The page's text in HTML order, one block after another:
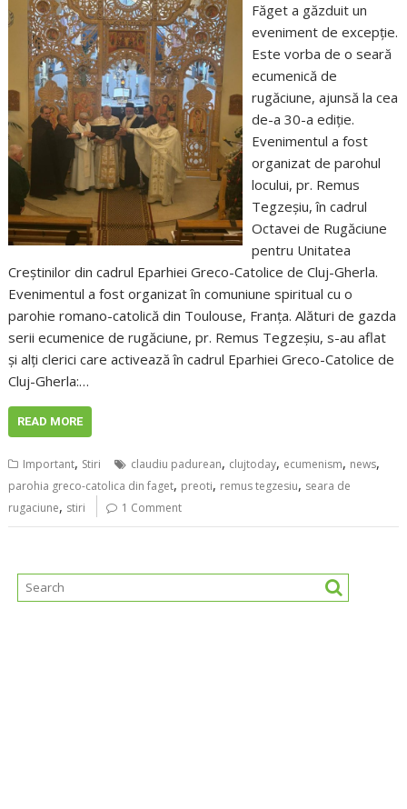
Făget a găzduit un
eveniment de excepție.
Este vorba de o seară
ecumenică de
rugăciune, ajunsă la cea
de-a 30-a ediție.
Evenimentul a fost
organizat de parohul
locului, pr. Remus
Tegzeșiu, în cadrul
Octavei de Rugăciune
pentru Unitatea
Creștinilor din cadrul Eparhiei Greco-Catolice de Cluj-Gherla.
Evenimentul a fost organizat în comuniune spiritual cu o
parohie romano-catolică din Toulouse, Franța. Alături de gazda
serii ecumenice de rugăciune, pr. Remus Tegzeșiu, s-au aflat
și alți clerici care activează în cadrul Eparhiei Greco-Catolice de
Cluj-Gherla:…
READ MORE
Important, Stiri claudiu padurean, clujtoday, ecumenism, news,
parohia greco-catolica din faget, preoti, remus tegzesiu, seara de
rugaciune, stiri 1 Comment